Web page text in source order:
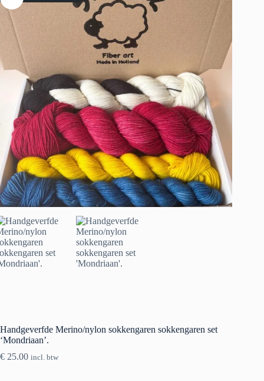
Handgeverfde Merino/nylon sokkengaren sokkengaren set
‘Mondriaan’.
€ 25.00 incl. btw